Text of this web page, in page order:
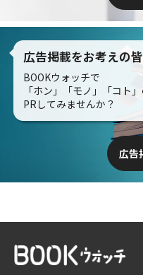
広告掲載をお考えの皆
BOOKウォッチで
「ホン」「モノ」「コト
PRしてみませんか？
広告